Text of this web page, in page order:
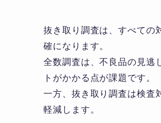
抜き取り調査は、すべての
確になります。
全数調査は、不良品の見逃
トがかかる点が課題です。
一方、抜き取り調査は検査
軽減します。